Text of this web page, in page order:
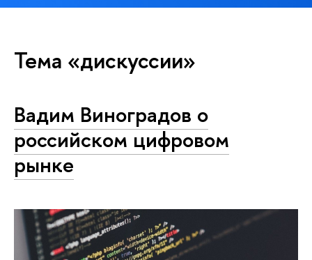
Тема «дискуссии»
Вадим Виноградов о
российском цифровом
рынке